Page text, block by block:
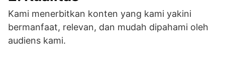
Kami menerbitkan konten yang kami yakini
bermanfaat, relevan, dan mudah dipahami oleh
audiens kami.